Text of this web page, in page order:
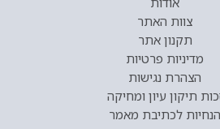
צוות האתר
תקנון אתר
מדיניות פרטיות
הצהרת נגישות
תיקון עיון ומחיקה
הנחיות לכתיבת מאמר